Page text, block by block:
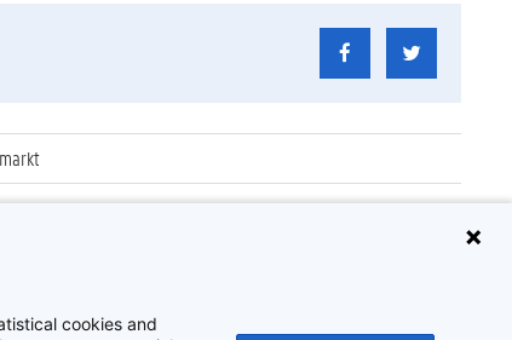
cookies and